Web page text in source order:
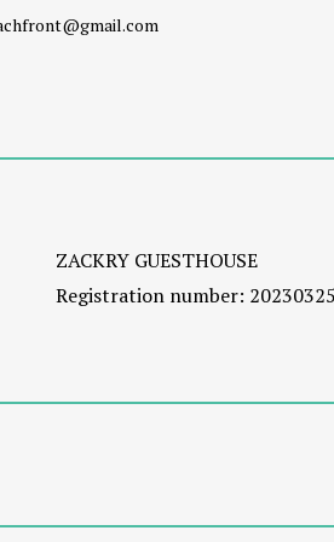
ZACKRY GUESTHOUSE
Registration number: